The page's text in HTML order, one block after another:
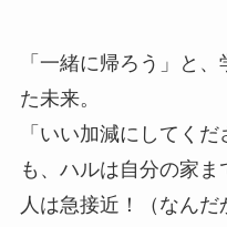
「一緒に帰ろう」と
た未来。
「いい加減にしてく
も、ハルは自分の家
人は急接近！（なん